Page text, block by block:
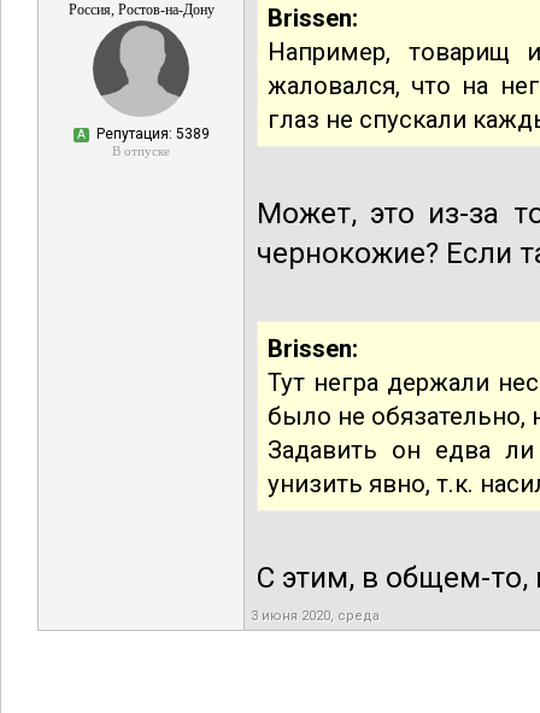
Россия, Ростов-на-Дону
А Репутация: 5389
В отпуске
Brissen:
Например, товарищ
жаловался, что на
глаз не спускали
Может, это из-за
чернокожие? Если
Brissen:
Тут негра держали
было не обязательно,
Задавить он едва
унизить явно, т.к.
С этим, в общем-то,
3 июня 2020, среда